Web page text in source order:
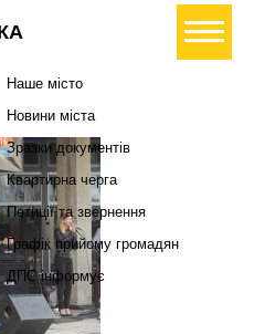
петицію
Наше місто
Новини міста
Зразки документів
Квартирна черга
Петиції та звернення
Графік прийому громадян
ДПС інформує